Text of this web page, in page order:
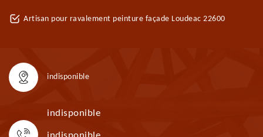
Artisan pour ravalement peinture façade Loudeac 22600
indisponible
indisponible